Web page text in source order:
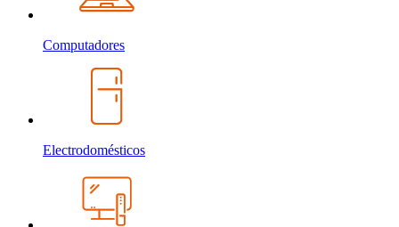
Computadores
Electrodomésticos